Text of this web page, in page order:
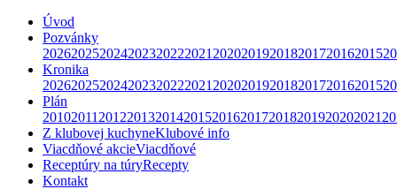
Úvod
Pozvánky
202620252024202320222021 202020192018201720162015
Kronika
202620252024202320222021 202020192018201720162015
Plán
20102011 2012201320142015201620172018201920202021
Z klubovej kuchyneKlubové info
Viacdňové akcieViacdňové
Receptúry na túryRecepty
Kontakt